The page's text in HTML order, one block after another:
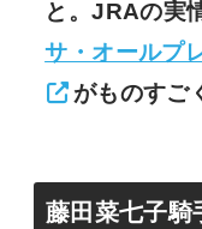
と。JRAの実
サ・オールプ
がものすご
藤田菜七子騎